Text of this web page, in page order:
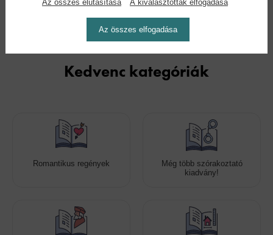
Kedvenc kategóriák
Romantikus regények
Még több szórakoztató
kiadvány!
Az összes elutasítása A kiválasztottak elfogadása
Az összes elfogadása